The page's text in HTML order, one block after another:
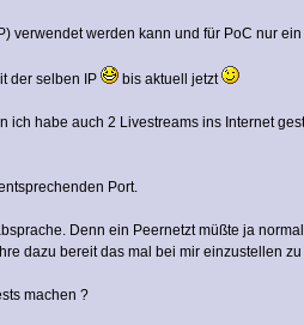
verwendet werden kann und für PoC nur
der selben IP bis aktuell jetzt
ich habe auch 2 Livestreams ins Internet
Port.
Denn ein Peernetzt müßte ja
dazu bereit das mal bei mir einzustellen
machen ?